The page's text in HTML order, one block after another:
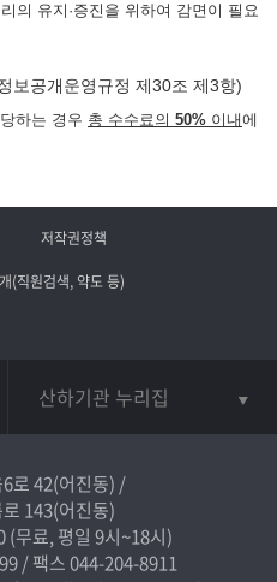
의 유지·증진을 위하여 감면이 필요
보공개운영규정 제30조 제3항)
하는 경우 총 수수료의 50% 이내에
저작권정책
(직원검색, 약도 등)
산하기관 누리집
로 42(어진동) /
143(어진동)
(무료, 평일 9시~18시)
/ 팩스 044-204-8911